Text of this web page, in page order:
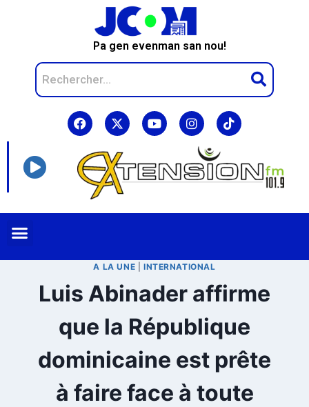
Pa gen evenman san nou!
A LA UNE INTERNATIONAL
Luis Abinader affirme
que la République
dominicaine est prête
à faire face à toute